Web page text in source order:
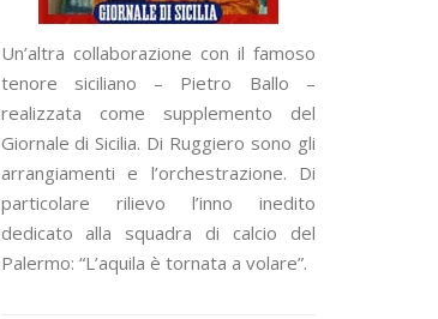
Un’altra collaborazione con il famoso
tenore siciliano – Pietro Ballo –
realizzata come supplemento del
Giornale di Sicilia. Di Ruggiero sono gli
arrangiamenti e l’orchestrazione. Di
particolare rilievo l’inno inedito
dedicato alla squadra di calcio del
Palermo: “L’aquila è tornata a volare”.